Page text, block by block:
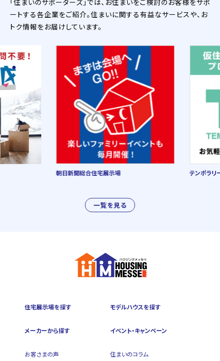
ートする各企業をご紹介。住まいに関する有益なサービスや、お
トク情報をお届けしています。
一覧を見る
朝日新聞総合住宅展示場 テンポラリー
住宅展示場を探す モデルハウスを探す
メーカーから探す イベント・キャンペーン
お客さまの声 住まいのコラム